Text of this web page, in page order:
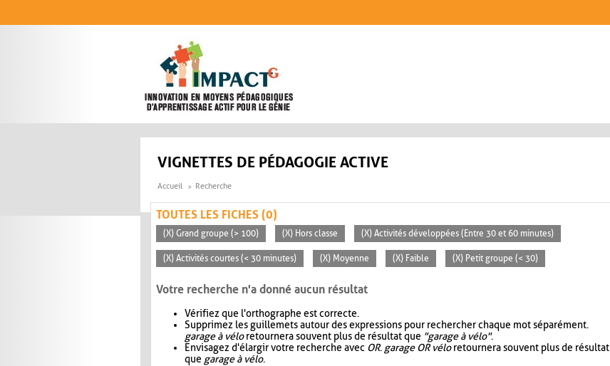
VIGNETTES DE PÉDAGOGIE ACTIVE
Accueil Recherche
TOUTES LES FICHES (0)
(X) Grand groupe (> 100) (X) Hors classe (X) Activités développées (Entre 30 et 60 minutes)
(X) Activités courtes (< 30 minutes) (X) Moyenne (X) Faible (X) Petit groupe (< 30)
Votre recherche n'a donné aucun résultat
Vérifiez que l'orthographe est correcte.
Supprimez les guillemets autour des expressions pour rechercher chaque mot séparément.
garage à véloretournera souvent plus de résultat que "garage à vélo".
Envisagez d'élargir votre recherche avec OR. garage OR véloretournera souvent plus de résultat
que garage à vélo.